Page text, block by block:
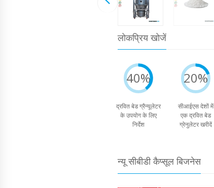
लोकप्रिय खोजें
40%
द्रवित बेड ग्रैन्यूलेटर
के उपयोग के लिए
निर्देश
20%
सीआईएस देशों में
एक द्रवित बेड
ग्रेनुलेटर खरीदें
न्यू सीबीडी कैप्सूल बिजनेस